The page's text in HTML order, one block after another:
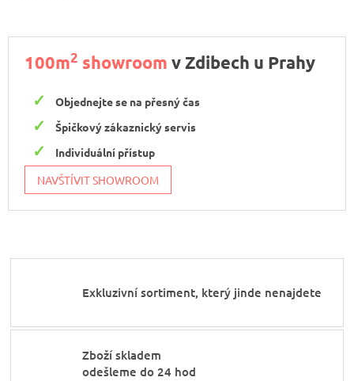
100m2 showroom v Zdibech u Prahy
Objednejte se na přesný čas
Špičkový zákaznický servis
Individuální přístup
NAVŠTÍVIT SHOWROOM
Exkluzivní sortiment, který jinde nenajdete
Zboží skladem
odešleme do 24 hod